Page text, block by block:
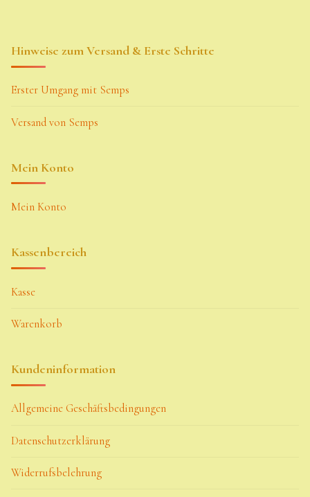
Hinweise zum Versand & Erste Schritte
Erster Umgang mit Semps
Versand von Semps
Mein Konto
Mein Konto
Kassenbereich
Kasse
Warenkorb
Kundeninformation
Allgemeine Geschäftsbedingungen
Datenschutzerklärung
Widerrufsbelehrung